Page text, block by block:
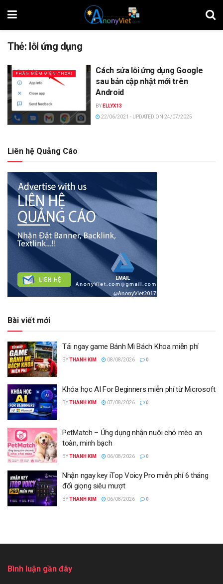
Thẻ: lỗi ứng dụng
PHẦN MỀM ĐIỆN THOẠI
Cách sửa lỗi ứng dụng Google
sau bản cập nhật mới trên
Android
BY ELLYX13
22/06/2021 - UPDATED ON 24/07/2025
Liên hệ Quảng Cáo
Bài viết mới
Tải ngay game Bánh Mì Bách Khoa miễn phí
BYTHANH KIM 08/08/2026 0
Khóa học AI For Beginners miễn phí từ Microsoft
BYTHANH KIM 07/08/2026 0
PetMatch – Ứng dụng nhận nuôi chó mèo an
toàn, minh bạch
BYTHANH KIM 06/08/2026 0
Nhận ngay key iTop Voicy Pro miễn phí 6 tháng
đổi giọng siêu mượt
BYTHANH KIM 06/08/2026 0
Bình luận gần đây